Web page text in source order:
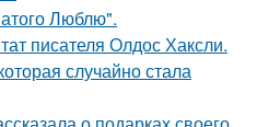
Люблю".
писателя Олдос Хаксли.
случайно стала